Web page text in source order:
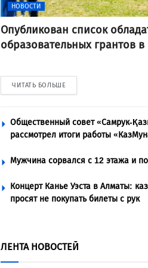
НОВОСТИ
Опубликован список
образовательных грантов в
ЧИТАТЬ БОЛЬШЕ
Общественный совет «Самрук-
рассмотрел итоги работы
Мужчина сорвался с 12 этажа и
Концерт Канье Уэста в Алматы:
просят не покупать билеты с рук
ЛЕНТА НОВОСТЕЙ